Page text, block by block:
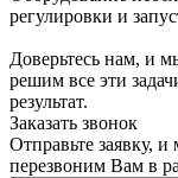
регулировки и
Доверьтесь нам, и
решим все эти
результат.
Заказать звонок
Отправьте заявку,
перезвоним Вам в